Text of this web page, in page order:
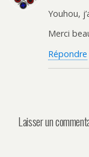
Youhou,
Merci
Répondre
Laisser un